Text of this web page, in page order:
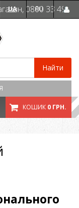
0800 33 49
UA RU
Найти
КОШИК 0 ГРН.